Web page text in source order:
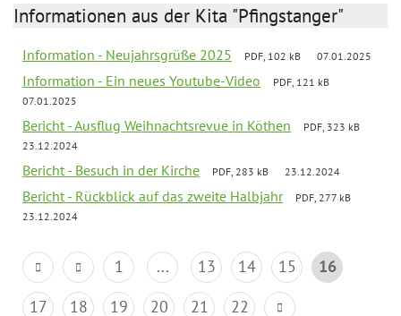
Informationen aus der Kita "Pfingstanger"
Information - Neujahrsgrüße 2025 PDF, 102 kB 07.01.2025
Information - Ein neues Youtube-Video
PDF, 121 kB
07.01.2025
Bericht - Ausflug Weihnachtsrevue in Köthen
PDF, 323 kB
23.12.2024
Bericht - Besuch in der Kirche PDF, 283 kB 23.12.2024
Bericht - Rückblick auf das zweite Halbjahr
PDF, 277 kB
23.12.2024
1 ... 13 14 15
16
17
18 19 20 21 22